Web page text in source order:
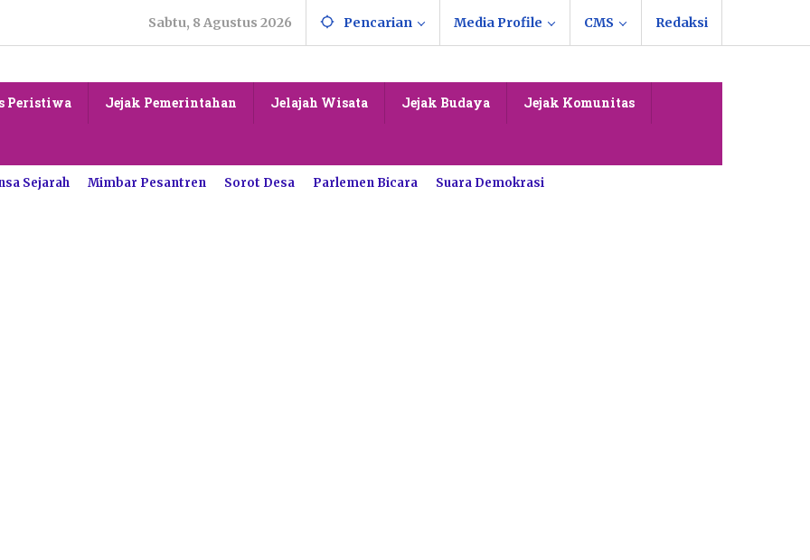
Sabtu, 8 Agustus 2026 Pencarian Media Profile CMS Redaksi
Peristiwa Jejak Pemerintahan Jelajah Wisata Jejak Budaya Jejak Komunitas
Sejarah Mimbar Pesantren Sorot Desa Parlemen Bicara Suara Demokrasi